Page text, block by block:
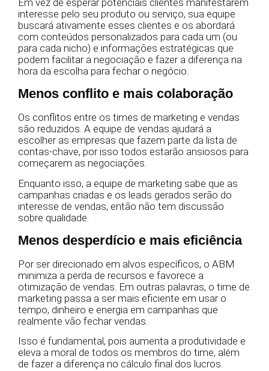
interesse pelo seu produto ou serviço, sua equipe
buscará ativamente esses clientes e os abordará
com conteúdos personalizados para cada um (ou
para cada nicho) e informações estratégicas que
podem facilitar a negociação e fazer a diferença na
hora da escolha para fechar o negócio.
Menos conflito e mais colaboração
Os conflitos entre os times de marketing e vendas
são reduzidos. A equipe de vendas ajudará a
escolher as empresas que fazem parte da lista de
contas-chave, por isso todos estarão ansiosos para
começarem as negociações.
Enquanto isso, a equipe de marketing sabe que as
campanhas criadas e os leads gerados serão do
interesse de vendas, então não tem discussão
sobre qualidade.
Menos desperdício e mais eficiência
Por ser direcionado em alvos específicos, o ABM
minimiza a perda de recursos e favorece a
otimização de vendas. Em outras palavras, o time de
marketing passa a ser mais eficiente em usar o
tempo, dinheiro e energia em campanhas que
realmente vão fechar vendas.
Isso é fundamental, pois aumenta a produtividade e
eleva a moral de todos os membros do time, além
de fazer a diferença no cálculo final dos lucros.